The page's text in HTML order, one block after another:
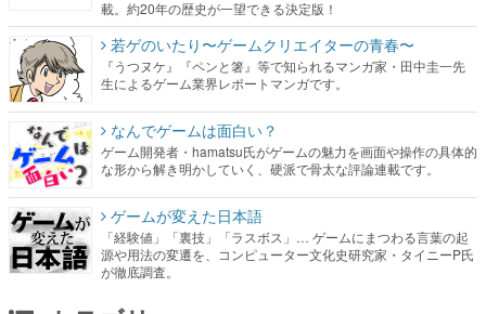
載。約20年の歴史が一望できる決定版！
若ゲのいたり〜ゲームクリエイターの青春〜
『うつヌケ』『ペンと箸』等で知られるマンガ家・田中圭一先
生によるゲーム業界レポートマンガです。
なんでゲームは面白い？
ゲーム開発者・hamatsu氏がゲームの魅力を画面や操作の具体的
な形から解き明かしていく、硬派で骨太な評論連載です。
ゲームが変えた日本語
「経験値」「裏技」「ラスボス」… ゲームにまつわる言葉の起
源や用法の変遷を、コンピューター文化史研究家・タイニーP氏
が徹底調査。